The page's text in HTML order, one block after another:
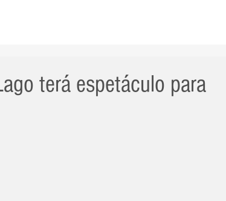
terá espetáculo para